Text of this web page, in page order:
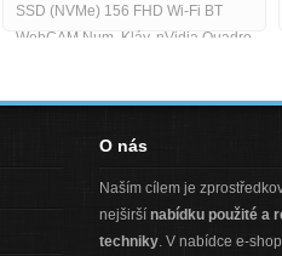
SSD (NVMe) 156 FHD
WebCAM Num. Kláv.
O nás
Naším cílem je
nejširšínabídku použité a
techniky. V nabídce e-